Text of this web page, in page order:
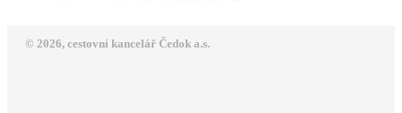
© 2026, cestovní kancelář Čedok a.s.